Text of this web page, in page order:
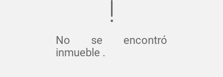
No se encontró
inmueble .